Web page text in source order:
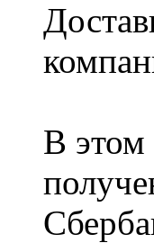
В этом